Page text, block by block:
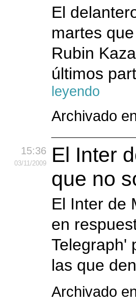
El
martes
Rubin
últimos
leyendo
Archivado
15:36
03/11/2009
El Inter
que no
El Inter de
en
Telegraph'
las que
Archivado